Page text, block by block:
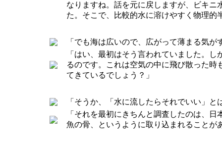
なりますね。話を元に戻しますが、ビキ
た。そこで、比較的水に溶けやすく物理的
「でも海は広いので、広がって薄まる気
「はい、最初はそう言われていました。
るのです。これは空気の中に飛び散った
てきているでしょう？」
「そうか、「水に流したらそれでいい」と
「それを最初にきちんと調査したのは、
魚の骨、というように取り込まれることが